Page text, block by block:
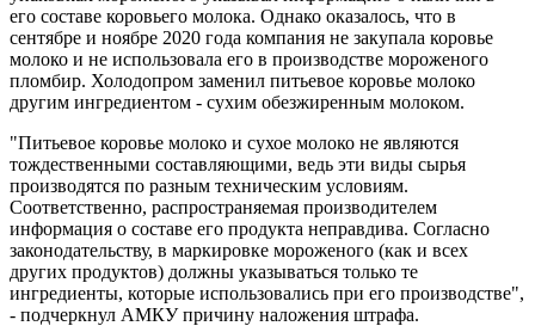
его составе коровьего молока. Однако оказалось, что в
сентябре и ноябре 2020 года компания не закупала коровье
молоко и не использовала его в производстве мороженого
пломбир. Холодопром заменил питьевое коровье молоко
другим ингредиентом - сухим обезжиренным молоком.
"Питьевое коровье молоко и сухое молоко не являются
тождественными составляющими, ведь эти виды сырья
производятся по разным техническим условиям.
Соответственно, распространяемая производителем
информация о составе его продукта неправдива. Согласно
законодательству, в маркировке мороженого (как и всех
других продуктов) должны указываться только те
ингредиенты, которые использовались при его производстве",
- подчеркнул АМКУ причину наложения штрафа.